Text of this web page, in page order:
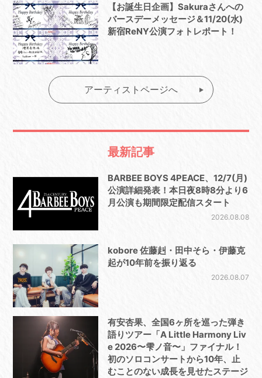
【お誕生日企画】Sakuraさんへの
バースデーメッセージ＆11/20(水)
新宿ReNY公演フォトレポート！
アーティストページへ
最新記事
BARBEE BOYS 4PEACE、12/7(月)
公演詳細発表！本日夜8時8分より6
月公演も期間限定配信スタート
2026.08.08
kobore 佐藤赳・田中そら・伊藤克
起が10年前を振り返る
2026.08.07
有安杏果、全国6ヶ所を巡った弾き
語りツアー「A Little Harmony Liv
e 2026〜雫ノ音〜」ファイナル！
初のソロコンサートから10年、止
むことのない成長を見せたステージ